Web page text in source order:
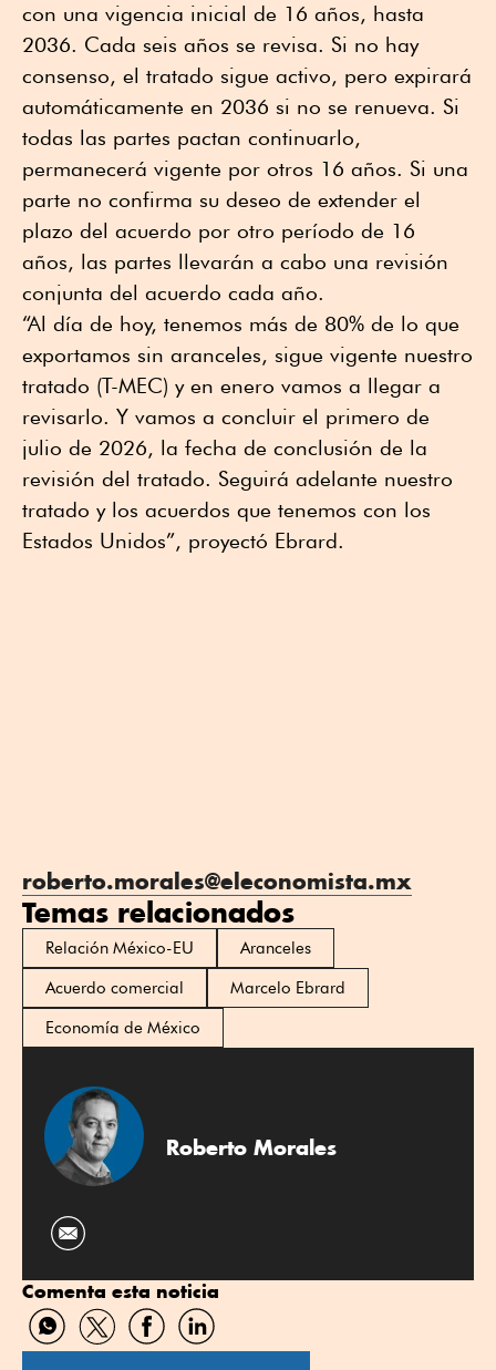
con una vigencia inicial de 16 años, hasta
2036. Cada seis años se revisa. Si no hay
consenso, el tratado sigue activo, pero expirará
automáticamente en 2036 si no se renueva. Si
todas las partes pactan continuarlo,
permanecerá vigente por otros 16 años. Si una
parte no confirma su deseo de extender el
plazo del acuerdo por otro período de 16
años, las partes llevarán a cabo una revisión
conjunta del acuerdo cada año.
“Al día de hoy, tenemos más de 80% de lo que
exportamos sin aranceles, sigue vigente nuestro
tratado (T-MEC) y en enero vamos a llegar a
revisarlo. Y vamos a concluir el primero de
julio de 2026, la fecha de conclusión de la
revisión del tratado. Seguirá adelante nuestro
tratado y los acuerdos que tenemos con los
Estados Unidos”, proyectó Ebrard.
roberto.morales@eleconomista.mx
Temas relacionados
Relación México-EU
Aranceles
Acuerdo comercial
Marcelo Ebrard
Economía de México
Roberto Morales
Comenta esta noticia
Compartir
por
Compartir
por
Compartir
por
Compartir
por